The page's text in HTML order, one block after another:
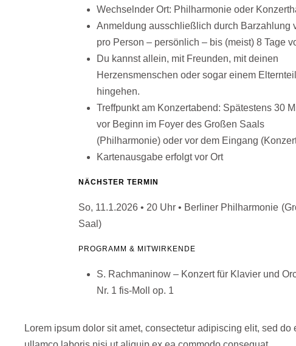
Wechselnder Ort: Philharmonie oder
Anmeldung ausschließlich durch Barzahlung
pro Person – persönlich – bis (meist) 8 Tage
Du kannst allein, mit Freunden, mit deinen
Herzensmenschen oder sogar einem
hingehen.
Treffpunkt am Konzertabend: Spätestens 30
vor Beginn im Foyer des Großen Saals
(Philharmonie) oder vor dem Eingang
Kartenausgabe erfolgt vor Ort
NÄCHSTER TERMIN
So, 11.1.2026 • 20 Uhr • Berliner Philharmonie
Saal)
PROGRAMM & MITWIRKENDE
S. Rachmaninow – Konzert für Klavier und
Nr. 1 fis-Moll op. 1
Lorem ipsum dolor sit amet, consectetur adipiscing elit, sed